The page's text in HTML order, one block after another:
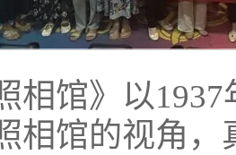
相馆》以
相馆的视角